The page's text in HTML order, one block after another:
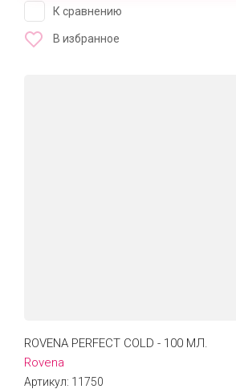
К сравнению
В избранное
ROVENA PERFECT COLD - 100 МЛ.
Rovena
Артикул: 11750